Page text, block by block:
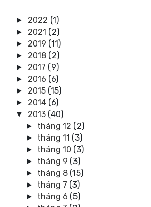
► 2022 (1)
► 2021 (2)
► 2019 (11)
► 2018 (2)
► 2017 (9)
► 2016 (6)
► 2015 (15)
► 2014 (6)
▼ 2013 (40)
► tháng 12 (2)
► tháng 11 (3)
► tháng 10 (3)
► tháng 9 (3)
► tháng 8 (15)
► tháng 7 (3)
► tháng 6 (5)